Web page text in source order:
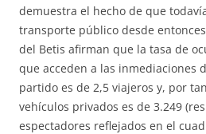
demuestra el hecho de que
transporte público desde
del Betis afirman que la tasa de
que acceden a las inmediaciones
partido es de 2,5 viajeros y, por
vehículos privados es de 3.249
espectadores reflejados en el